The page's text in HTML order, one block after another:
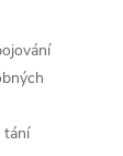
tání